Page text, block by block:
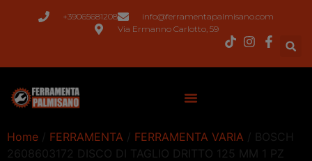
+39065681208
info@ferramentapalmisano.com
Via Ermanno Carlotto, 59
Home / FERRAMENTA / FERRAMENTA VARIA / BOSCH
2608603172 DISCO DI TAGLIO DRITTO 125 MM 1 PZ